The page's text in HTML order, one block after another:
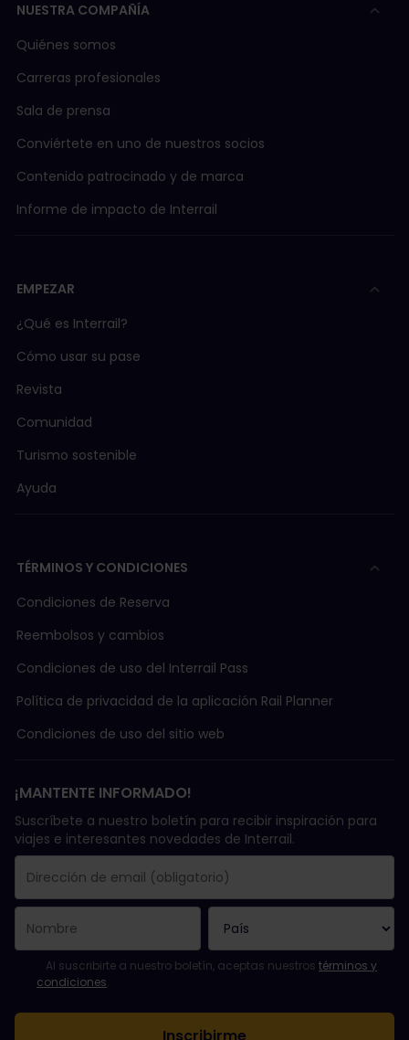
NUESTRA COMPAÑÍA
Quiénes somos
Carreras profesionales
Sala de prensa
Conviértete en uno de nuestros socios
Contenido patrocinado y de marca
Informe de impacto de Interrail
EMPEZAR
¿Qué es Interrail?
Cómo usar su pase
Revista
Comunidad
Turismo sostenible
Ayuda
TÉRMINOS Y CONDICIONES
Condiciones de Reserva
Reembolsos y cambios
Condiciones de uso del Interrail Pass
Política de privacidad de la aplicación Rail Planner
Condiciones de uso del sitio web
¡MANTENTE INFORMADO!
Suscríbete a nuestro boletín para recibir inspiración para
viajes e interesantes novedades de Interrail.
Se suscribió con éxito.
El campo de dirección de email es obligatorio.
La dirección de email no es válida.
Ha habido un fallo al suscribirte al boletín. Vuelve a intentarlo
¡Ya te has suscrito a este boletín!
Acepta los términos y condiciones para suscribirte al boletín
Al suscribirte a nuestro boletín, aceptas nuestros términos y
condiciones.